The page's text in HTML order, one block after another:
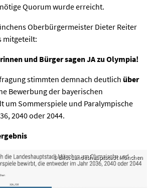
Quorum wurde erreicht.
Oberbürgermeister Dieter Reiter
mitgeteilt:
und Bürger sagen JA zu Olympia!
stimmten demnach deutlich über
Bewerbung der bayerischen
um Sommerspiele und Paralympische
2040 oder 2044.
© Bild: Landeshauptstadt München